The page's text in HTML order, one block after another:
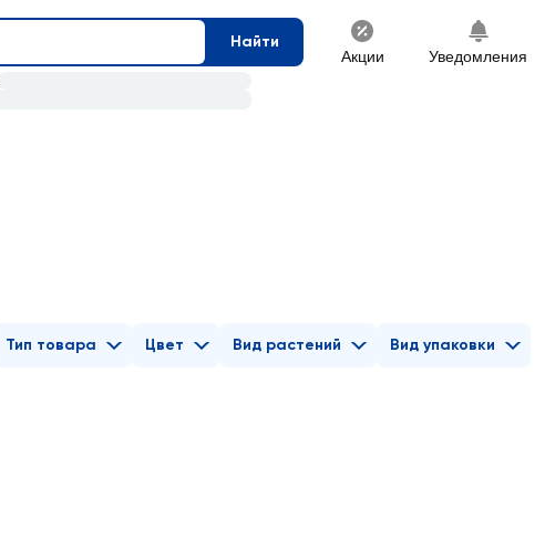
Найти
Акции Уведомления
Тип товара Цвет Вид растений Вид упаковки